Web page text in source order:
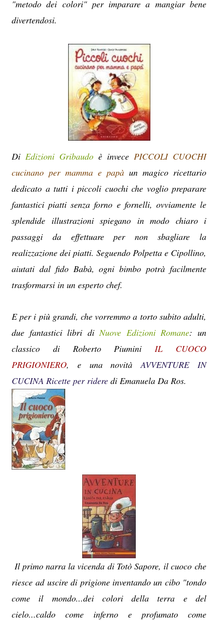
"metodo dei colori" per imparare a mangiar bene
divertendosi.
Di Edizioni Gribaudo è invece PICCOLI CUOCHI
cucinano per mamma e papà un magico ricettario
dedicato a tutti i piccoli cuochi che voglio preparare
fantastici piatti senza forno e fornelli, ovviamente le
splendide illustrazioni spiegano in modo chiaro i
passaggi da effettuare per non sbagliare la
realizzazione dei piatti. Seguendo Polpetta e Cipollino,
aiutati dal fido Babà, ogni bimbo potrà facilmente
trasformarsi in un esperto chef.
E per i più grandi, che vorremmo a torto subito adulti,
due fantastici libri diNuove Edizioni Romane: un
classico di Roberto PiuminiIL CUOCO
PRIGIONIERO, e una novitàAVVENTURE IN
CUCINA Ricette per ridere di Emanuela Da Ros.
Il primo narra la vicenda di Totò Sapore, il cuoco che
riesce ad uscire di prigione inventando un cibo "tondo
come il mondo...dei colori della terra e del
cielo...caldo come inferno e profumato come